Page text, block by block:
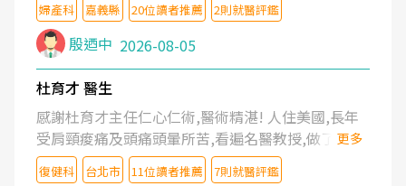
婦產科 嘉義縣 20位讀者推薦 2則就醫評鑑
殷迺中 2026-08-05
杜育才 醫生
感謝杜育才主任仁心仁術,醫術精湛! 人住美國,長年
受肩頸痠痛及頭痛頭暈所苦,看遍名醫教授,做了各種
檢查,也嘗試過西醫打針,中醫針灸及物理徒手治療都
沒有用,後來連吃到嗎啡類止痛藥都效果有限,只是壓
更多
復健科 台北市 11位讀者推薦 7則就醫評鑑